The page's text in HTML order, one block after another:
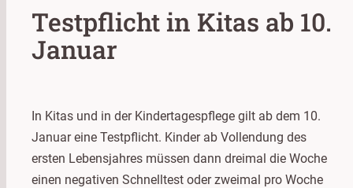
Testpflicht in Kitas ab 10.
Januar
In Kitas und in der Kindertagespflege gilt ab dem 10.
Januar eine Testpflicht. Kinder ab Vollendung des
ersten Lebensjahres müssen dann dreimal die Woche
einen negativen Schnelltest oder zweimal pro Woche